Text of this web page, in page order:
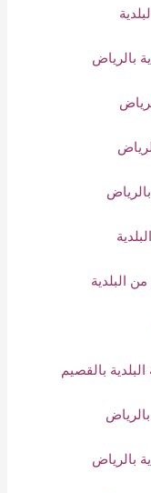
بالرياض
البلدية
بالقصيم
بالرياض